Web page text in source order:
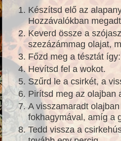
Készítsd elő az
Hozzávalókban
Keverd össze a
szezázámmag olajat,
Főzd meg a tésztát
Hevítsd fel a wokot.
Szűrd le a csirkét, a
Pirítsd meg az olajban
A visszamaradt
fokhagymával, amíg a
Tedd vissza a